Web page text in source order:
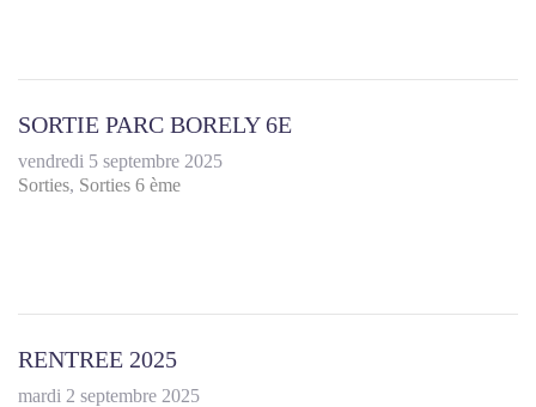
SORTIE PARC BORELY 6E
vendredi 5 septembre 2025
Sorties Sorties 6 ème
​RENTREE 2025
mardi 2 septembre 2025